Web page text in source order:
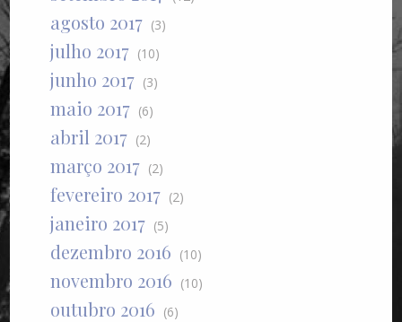
agosto 2017 (3)
julho 2017 (10)
junho 2017 (3)
maio 2017 (6)
abril 2017 (2)
março 2017 (2)
fevereiro 2017 (2)
janeiro 2017 (5)
dezembro 2016 (10)
novembro 2016 (10)
outubro 2016 (6)